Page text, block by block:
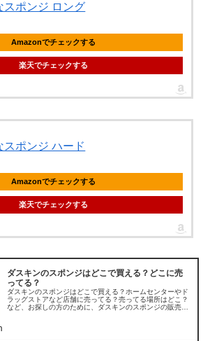
スポンジ ロング
Amazonでチェックする
楽天でチェックする
スポンジ ハード
Amazonでチェックする
楽天でチェックする
ダスキンのスポンジはどこで買える？どこに売
ってる？
ダスキンのスポンジはどこで買える？ホームセンターやド
ラッグストアなど店舗に売ってる？売ってる場所はどこ？
など、お探しの方のために、ダスキンのスポンジの販売店